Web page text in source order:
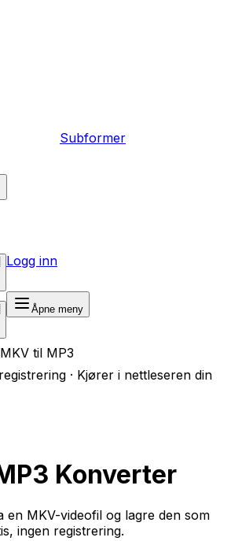
Subformer
Logg inn
Åpne meny
MKV til MP3
· Kjører i nettleseren din
Konverter
en MKV-videofil og lagre den som
ingen registrering.